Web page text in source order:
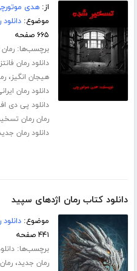
از:هدی
موضوع:
۶۶۵ صفحه
برچسب‌ها:
دانلود رمان
هیجان انگیز،
دانلود رمان
دانلود پی دی
رمان رمان
دانلود رمان
دانلود کتاب رمان اژدهای سپید
موضوع:
۴۴۱ صفحه
برچسب‌ها:
رمان جدید،